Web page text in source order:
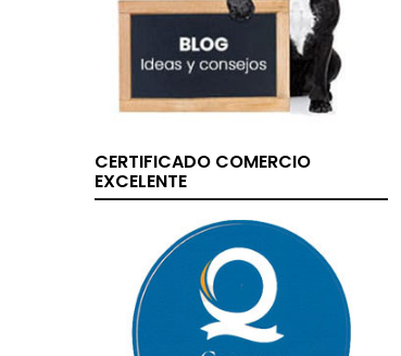
CERTIFICADO COMERCIO
EXCELENTE